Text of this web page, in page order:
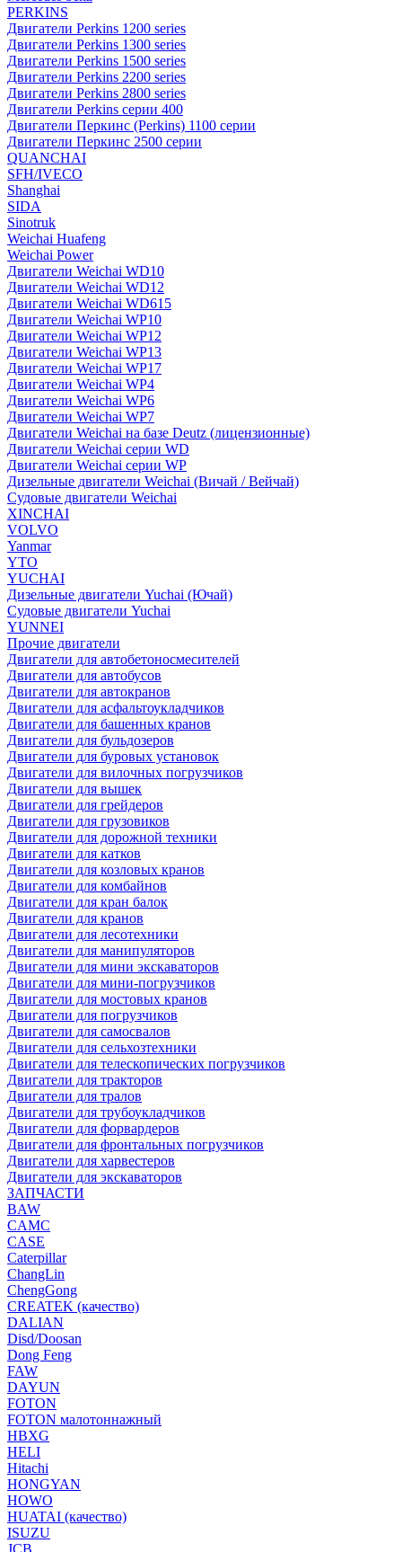
PERKINS
Двигатели Perkins 1200 series
Двигатели Perkins 1300 series
Двигатели Perkins 1500 series
Двигатели Perkins 2200 series
Двигатели Perkins 2800 series
Двигатели Perkins серии 400
Двигатели Перкинс (Perkins) 1100 серии
Двигатели Перкинс 2500 серии
QUANCHAI
SFH/IVECO
Shanghai
SIDA
Sinotruk
Weichai Huafeng
Weichai Power
Двигатели Weichai WD10
Двигатели Weichai WD12
Двигатели Weichai WD615
Двигатели Weichai WP10
Двигатели Weichai WP12
Двигатели Weichai WP13
Двигатели Weichai WP17
Двигатели Weichai WP4
Двигатели Weichai WP6
Двигатели Weichai WP7
Двигатели Weichai на базе Deutz (лицензионные)
Двигатели Weichai серии WD
Двигатели Weichai серии WP
Дизельные двигатели Weichai (Вичай / Вейчай)
Судовые двигатели Weichai
XINCHAI
VOLVO
Yanmar
YTO
YUCHAI
Дизельные двигатели Yuchai (Ючай)
Судовые двигатели Yuchai
YUNNEI
Прочие двигатели
Двигатели для автобетоносмесителей
Двигатели для автобусов
Двигатели для автокранов
Двигатели для асфальтоукладчиков
Двигатели для башенных кранов
Двигатели для бульдозеров
Двигатели для буровых установок
Двигатели для вилочных погрузчиков
Двигатели для вышек
Двигатели для грейдеров
Двигатели для грузовиков
Двигатели для дорожной техники
Двигатели для катков
Двигатели для козловых кранов
Двигатели для комбайнов
Двигатели для кран балок
Двигатели для кранов
Двигатели для лесотехники
Двигатели для манипуляторов
Двигатели для мини экскаваторов
Двигатели для мини-погрузчиков
Двигатели для мостовых кранов
Двигатели для погрузчиков
Двигатели для самосвалов
Двигатели для сельхозтехники
Двигатели для телескопических погрузчиков
Двигатели для тракторов
Двигатели для тралов
Двигатели для трубоукладчиков
Двигатели для форвардеров
Двигатели для фронтальных погрузчиков
Двигатели для харвестеров
Двигатели для экскаваторов
ЗАПЧАСТИ
BAW
CAMC
CASE
Caterpillar
ChangLin
ChengGong
CREATEK (качество)
DALIAN
Disd/Doosan
Dong Feng
FAW
DAYUN
FOTON
FOTON малотоннажный
HBXG
HELI
Hitachi
HONGYAN
HOWO
HUATAI (качество)
ISUZU
JCB